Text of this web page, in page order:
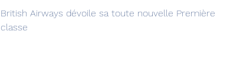
British Airways dévoile sa toute nouvelle Première
classe